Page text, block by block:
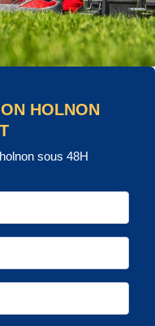
HOLNON
sous 48H